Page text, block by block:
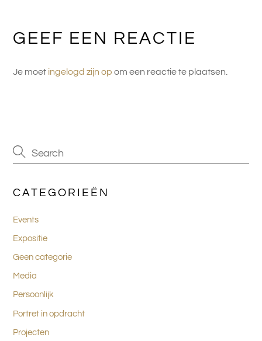
GEEF EEN REACTIE
Je moet ingelogd zijn op om een reactie te plaatsen.
CATEGORIEËN
Events
Expositie
Geen categorie
Media
Persoonlijk
Portret in opdracht
Projecten